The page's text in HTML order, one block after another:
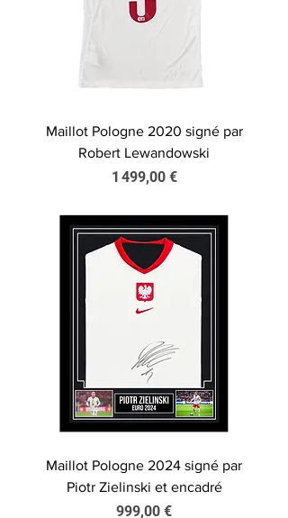
Maillot Pologne 2020 signé par
Robert Lewandowski
Prix
1 499,00 €
Maillot Pologne 2024 signé par
Piotr Zielinski et encadré
Prix
999,00 €